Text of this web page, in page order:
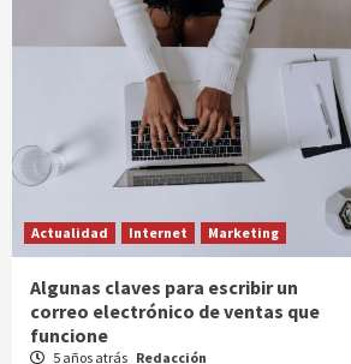
Actualidad Internet Marketing
Algunas claves para escribir un
correo electrónico de ventas que
funcione
5 años atrás Redacción